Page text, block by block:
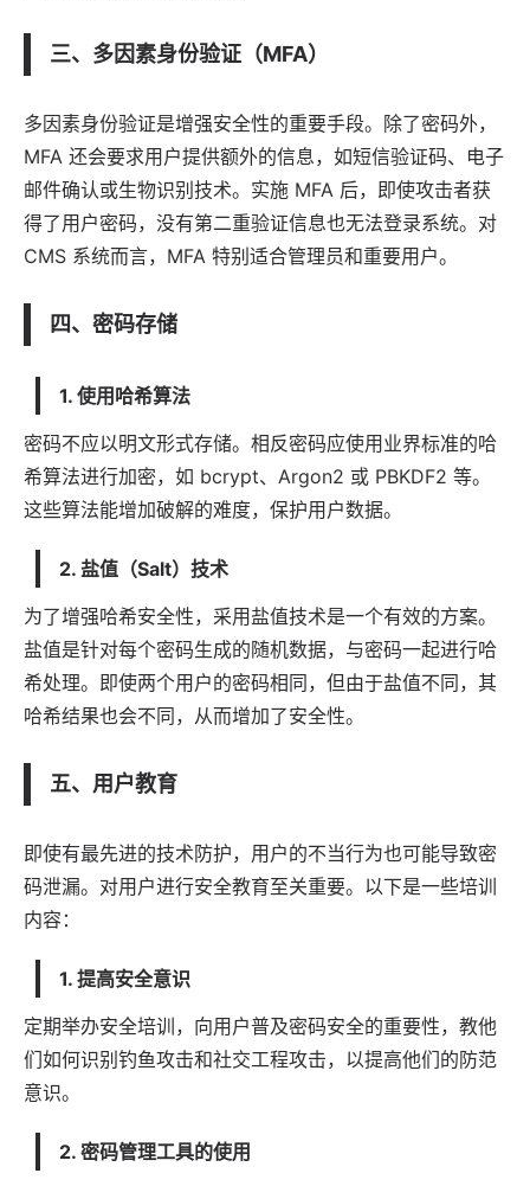
三、多因素身份验证（MFA）
多因素身份验证是增强安全性的重要手段。除了密码外，
MFA 还会要求用户提供额外的信息，如短信验证码、电子
邮件确认或生物识别技术。实施 MFA 后，即使攻击者获
得了用户密码，没有第二重验证信息也无法登录系统。对
CMS 系统而言，MFA 特别适合管理员和重要用户。
四、密码存储
1. 使用哈希算法
密码不应以明文形式存储。相反密码应使用业界标准的哈
希算法进行加密，如 bcrypt、Argon2 或 PBKDF2 等。
这些算法能增加破解的难度，保护用户数据。
2. 盐值（Salt）技术
为了增强哈希安全性，采用盐值技术是一个有效的方案。
盐值是针对每个密码生成的随机数据，与密码一起进行哈
希处理。即使两个用户的密码相同，但由于盐值不同，其
哈希结果也会不同，从而增加了安全性。
五、用户教育
即使有最先进的技术防护，用户的不当行为也可能导致密
码泄漏。对用户进行安全教育至关重要。以下是一些培训
内容：
1. 提高安全意识
定期举办安全培训，向用户普及密码安全的重要性，教他
们如何识别钓鱼攻击和社交工程攻击，以提高他们的防范
意识。
2. 密码管理工具的使用